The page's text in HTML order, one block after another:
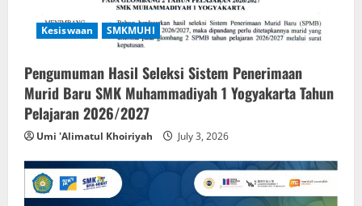
Kesiswaan SMKMUHI
Pengumuman Hasil Seleksi Sistem Penerimaan
Murid Baru SMK Muhammadiyah 1 Yogyakarta Tahun
Pelajaran 2026/2027
Umi 'Alimatul Khoiriyah July 3, 2026